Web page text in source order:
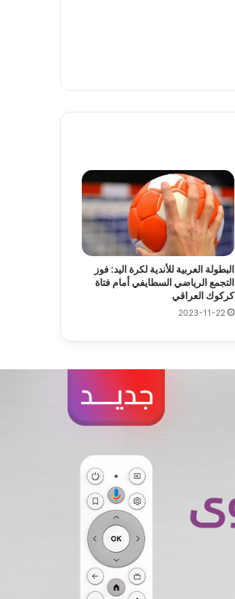
البطولة العربية للأندية لكرة اليد: فوز
التجمع الرياضي السطايفي أمام فتاة
كركوك العراقي
2023-11-22